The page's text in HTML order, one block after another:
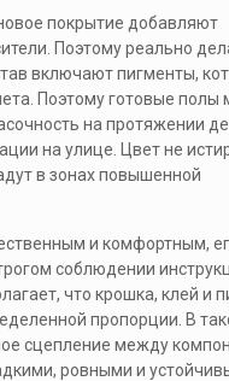
покрытие добавляют
Поэтому реально
включают пигменты,
Поэтому готовые полы
на протяжении
на улице. Цвет не
в зонах повышенной
и комфортным,
соблюдении
что крошка, клей и
пропорции. В
сцепление между
ровными и